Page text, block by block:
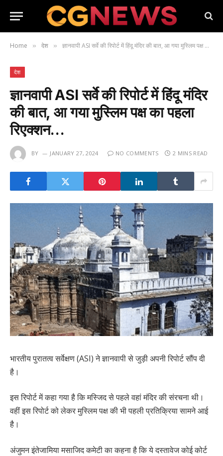
Home » देश » ज्ञानवापी ASI सर्वे की रिपोर्ट में हिंदू मंदिर की बात, आ गया मुस्लिम पक्ष का पहला रिएक्शन…
देश
ज्ञानवापी ASI सर्वे की रिपोर्ट में हिंदू मंदिर
की बात, आ गया मुस्लिम पक्ष का पहला
रिएक्शन…
BY JANUARY 27, 2024 NO COMMENTS 2 MINS READ
भारतीय पुरातत्व सर्वेक्षण (ASI) ने ज्ञानवापी से जुड़ी अपनी रिपोर्ट सौंप दी
है।
इस रिपोर्ट में कहा गया है कि मस्जिद से पहले वहां मंदिर की संरचना थी।
वहीं इस रिपोर्ट को लेकर मुस्लिम पक्ष की भी पहली प्रतिक्रिया सामने आई
है।
अंजुमन इंतेजामिया मसाजिद कमेटी का कहना है कि ये दस्तावेज कोई कोर्ट